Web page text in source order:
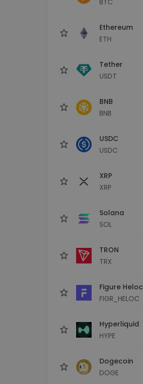
Ethereum
ETH
Tether
USDT
BNB
BNB
USDC
USDC
XRP
XRP
Solana
SOL
TRON
TRX
Figure Heloc
FIGR_HELOC
Hyperliquid
HYPE
Dogecoin
DOGE